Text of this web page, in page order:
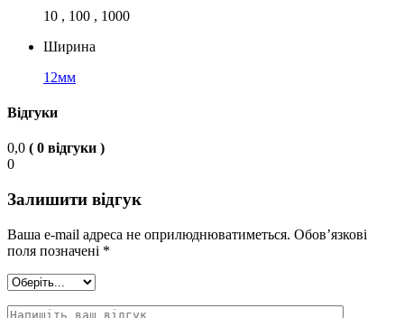
10 , 100 , 1000
Ширина
12мм
Відгуки
0,0 ( 0 відгуки )
0
Залишити відгук
Ваша e-mail адреса не оприлюднюватиметься. Обов’язкові
поля позначені *